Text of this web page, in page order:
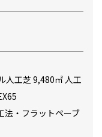
人工芝 9,480㎡ 人工
法・フラットペーブ